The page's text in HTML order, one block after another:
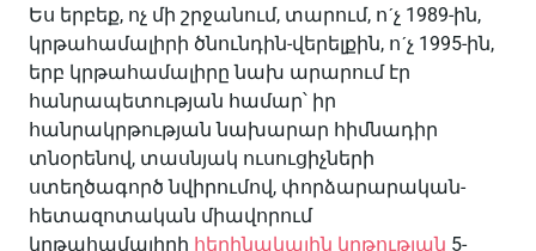
Ես երբեք, ոչ մի շրջանում, տարում, ոˊչ 1989-ին,
կրթահամալիրի ծնունդին-վերելքին, ոˊչ 1995-ին,
երբ կրթահամալիրը նախ արարում էր
հանրապետության համար՝ իր
հանրակրթության նախարար հիմնադիր
տնօրենով, տասնյակ ուսուցիչների
ստեղծագործ նվիրումով, փորձարարական-
հետազոտական միավորում
կրթահամալիրի հեղինակային կրթության 5-